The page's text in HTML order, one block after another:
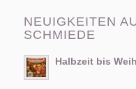
NEUIGKEITEN
SCHMIEDE
Halbzeit bis